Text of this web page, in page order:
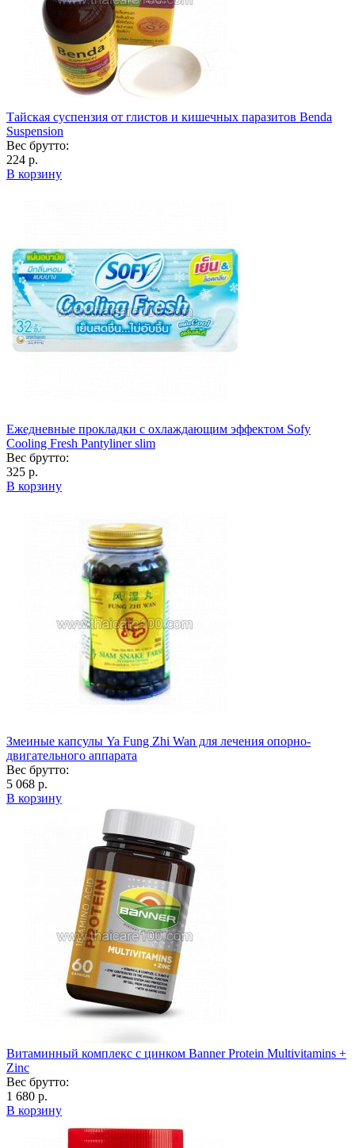
Тайская суспензия от глистов и кишечных паразитов Benda
Suspension
Вес брутто:
224 р.
В корзину
Ежедневные прокладки с охлаждающим эффектом Sofy
Cooling Fresh Pantyliner slim
Вес брутто:
325 р.
В корзину
Змеиные капсулы Ya Fung Zhi Wan для лечения опорно-
двигательного аппарата
Вес брутто:
5 068 р.
В корзину
Витаминный комплекс с цинком Banner Protein Multivitamins +
Zinc
Вес брутто:
1 680 р.
В корзину